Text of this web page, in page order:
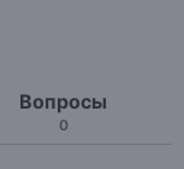
Вопросы
0